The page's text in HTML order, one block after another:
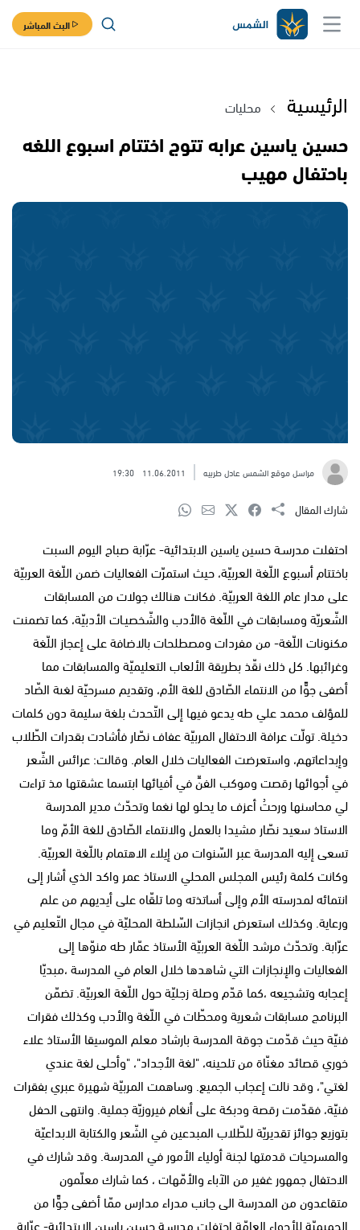
البث المباشر
الرئيسية محليات
حسين ياسين عرابه تتوج اختتام اسبوع اللغه
باحتفال مهيب
مراسل موقع الشمس عادل طربيه 11.06.2011
19:30
شارك المقال
احتفلت مدرسـة حسين ياسين الابتدائية- عرّابة صباح اليوم السبت
باختتام أسبوع اللّغة العربيّة، حيث استمرّت الفعاليات ضمن اللّغة العربيّة
على مدار عام اللغة العربيّة. فكانت هنالك جولات من المسابقات
الشّعريّة ومسابقات في اللّغة ةالأدب والشّخصيـات الأدبيّة، كما تضمنت
مكنونات اللّغة- من مفردات ومصطلحات بالاضافة على إعجاز اللّغة
وغرائبها. كل ذلك نقّذ بطريقة الألعاب التعليميّة والمسابقات مما
أضفى جوًّا من الانتماء الصّادق للغة الأم، وتقديم مسرحيّة لغىة الضّاد
للمؤلف محمد علي طه يدعو فيها إلى التّحدث بلغة سليمة دون كلمات
دخيلة. تولّت عرافة الاحتفال المربيّة عفاف نصّار فأشادت بقدرات الطّلاب
وإبداعاتهم، واستعرضت الفعاليات خلال العام. وقالت: عرائس الشّعر
في أجوائها رقصت وموكب الفنِّ في أفيائها ابتسما عشقتها مذ تراءت
لي محاسنها ورحتُ أعزف ما يحلو لها نغما وتحدّث مدير المدرسة
الاستاذ سعيد نصّار مشيدا بالعمل والانتماء الصّادق للغة الأمّ وما
تسعى إليه المدرسة عبر السّنوات من إيلاء الاهتمام باللّغة العربيّة.
وكانت كلمة رئيس المجلس المحلي الاستاذ عمر واكد الذي أشار إلى
انتمائه لمدرسته الأم وإلى أساتذته وما تلقّاه على أيديهم من علم
ورعاية. وكذلك استعرض انجازات السّلطة المحليّة في مجال التّعليم في
عرّابة. وتحدّث مرشد اللّغة العربيّة الأستاذ عمّار طه منوّها إلى
الفعاليات والإنجازات التي شاهدها خلال العام في المدرسة ،مبديّا
إعجابه وتشجيعه ،كما قدّم وصلة زجليّة حول اللّغة العربيّة. تضمّن
البرنامج مسابقات شعرية ومحطّات في اللّغة والأدب وكذلك فقرات
فنيّة حيث قدّمت جوقة المدرسة بارشاد معلم الموسيقا الأستاذ علاء
خوري قصائد مغنّاة من تلحينه، "لغة الأجداد"، "وأحلى لغة عندي
لغتي"، وقد نالت إعجاب الجميع. وساهمت المربيّة شهيرة عبري بفقرات
فنيّة، فقدّمت رقصة ودبكة على أنغام فيروزيّة جملية. وانتهى الحفل
بتوزيع جوائز تقديريّة للطّلاب المبدعين في الشّعر والكتابة الابداعيّة
والمسرحيات قدمتها لجنة أولياء الأمور في المدرسة. وقد شارك في
الاحتفال جمهور غفير من الآباء والأمّهات ، كما شارك معلّمون
متقاعدون من المدرسة الى جانب مدراء مدارس ممّا أضفى جوًّا من
الحميميّة للأجواء العامّة.احتفلت مدرسـة حسين ياسين الابتدائية- عرّابة